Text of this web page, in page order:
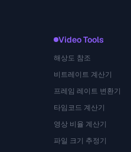
Video Tools
해상도 참조
비트레이트 계산기
프레임 레이트 변환기
타임코드 계산기
영상 비율 계산기
파일 크기 추정기